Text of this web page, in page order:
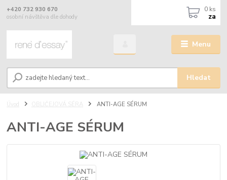
Menu
Hledat
+420 732 930 670
osobní návštěva dle dohody
0 ks
za
Úvod OBLIČEJOVÁ SÉRA ANTI-AGE SÉRUM
ANTI-AGE SÉRUM